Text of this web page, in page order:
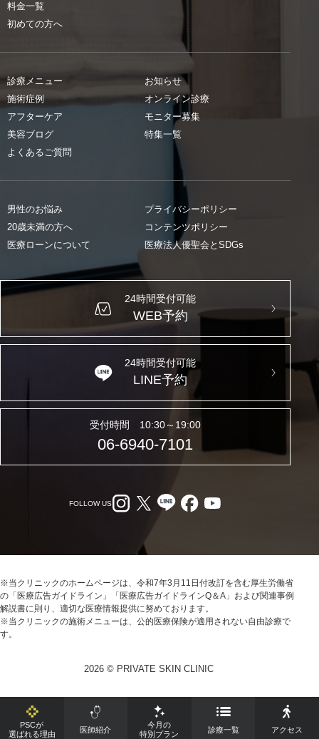
料金一覧
初めての方へ
診療メニュー
施術症例
アフターケア
美容ブログ
よくあるご質問
お知らせ
オンライン診療
モニター募集
特集一覧
男性のお悩み
20歳未満の方へ
医療ローンについて
プライバシーポリシー
コンテンツポリシー
医療法人優聖会とSDGs
24時間受付可能
WEB予約
24時間受付可能
LINE予約
受付時間 10:30～19:00
06-6940-7101
FOLLOW US
※当クリニックのホームページは、令和7年3月11日付改訂を含む厚生労働省
の「医療広告ガイドライン」「医療広告ガイドラインQ＆A」および関連事例
解説書に則り、適切な医療情報提供に努めております。
※当クリニックの施術メニューは、公的医療保険が適用されない自由診療で
す。
2026 © PRIVATE SKIN CLINIC
PSCが
選ばれる理由
医師紹介
今月の
特別プラン
診療一覧 アクセス